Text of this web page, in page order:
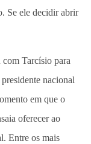
Se ele decidir abrir
Tarcísio para
nacional
em que o
oferecer ao
Entre os mais